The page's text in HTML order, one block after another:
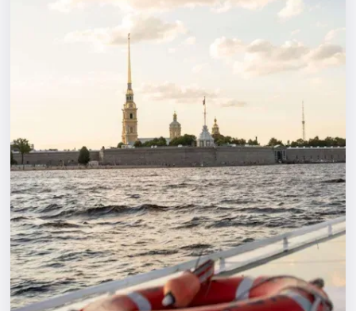
Площадки
Артисты
Рейтинги